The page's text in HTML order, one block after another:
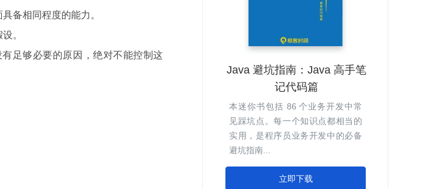
备相同程度的能力。
。
足够必要的原因，绝对不能控制这
Java 避坑指南：Java 高手笔
记代码篇
本迷你书包括 86 个业务开发中常
见踩坑点。每一个知识点都相当的
实用，是程序员业务开发中的必备
避坑指南...
立即下载